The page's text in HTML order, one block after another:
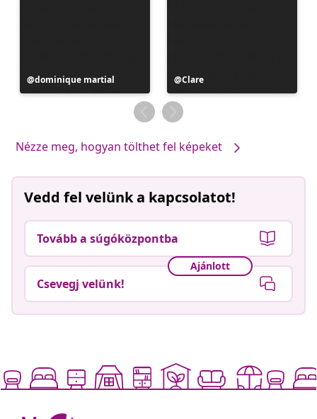
Bejegyzés
közzétevője
dominique martial
Bejegyzés
közzétevője
Clare
Nézze meg, hogyan tölthet fel képeket
Vedd fel velünk a kapcsolatot!
Tovább a súgóközpontba
Ajánlott
Csevegj velünk!